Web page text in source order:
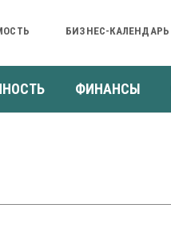
БИЗНЕС-КАЛЕНДАРЬ
ФИНАНСЫ